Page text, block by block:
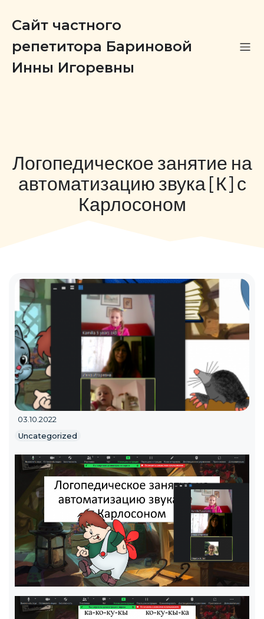
Сайт частного
репетитора Бариновой
Инны Игоревны
Логопедическое занятие на
автоматизацию звука [К] с
Карлосоном
03.10.2022
Uncategorized